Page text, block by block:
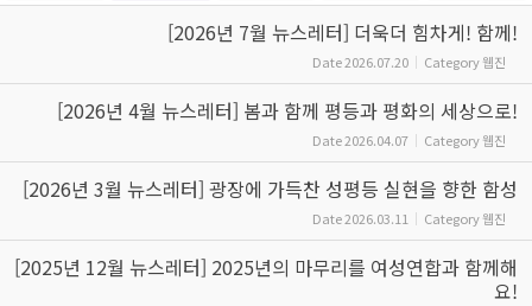
[2026년 7월 뉴스레터] 더욱더 힘차게! 함께!
Date2026.07.20 Category웹진
[2026년 4월 뉴스레터] 봄과 함께 평등과 평화의 세상으로!
Date2026.04.07 Category웹진
[2026년 3월 뉴스레터] 광장에 가득찬 성평등 실현을 향한 함성
Date2026.03.11 Category웹진
[2025년 12월 뉴스레터] 2025년의 마무리를 여성연합과 함께해
요!